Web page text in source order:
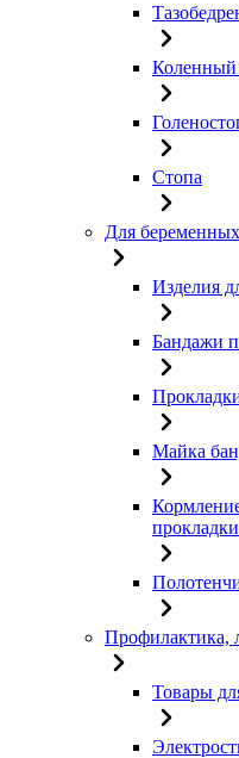
Коленный
Стопа
Для
Изделия
Бандажи
Майка
Профилактика,
Товары